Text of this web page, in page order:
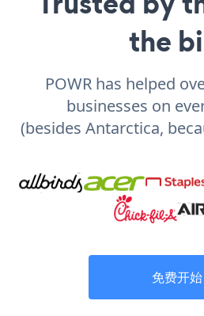
the
POWR has helped
businesses on
(besides Antarctica,
免费开始